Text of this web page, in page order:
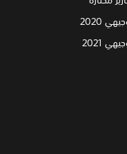
2020
2021